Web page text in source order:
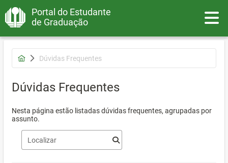
Portal do Estudante
de Graduação
Dúvidas Frequentes
Dúvidas Frequentes
Nesta página estão listadas dúvidas frequentes, agrupadas por
assunto.